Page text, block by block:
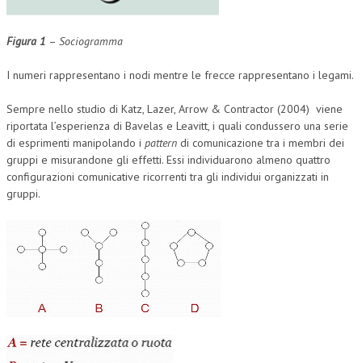
Figura 1 – Sociogramma
I numeri rappresentano i nodi mentre le frecce rappresentano i legami.
Sempre nello studio di Katz, Lazer, Arrow & Contractor (2004) viene
riportata l’esperienza di Bavelas e Leavitt, i quali condussero una serie
di esprimenti manipolando i pattern di comunicazione tra i membri dei
gruppi e misurandone gli effetti. Essi individuarono almeno quattro
configurazioni comunicative ricorrenti tra gli individui organizzati in
gruppi.